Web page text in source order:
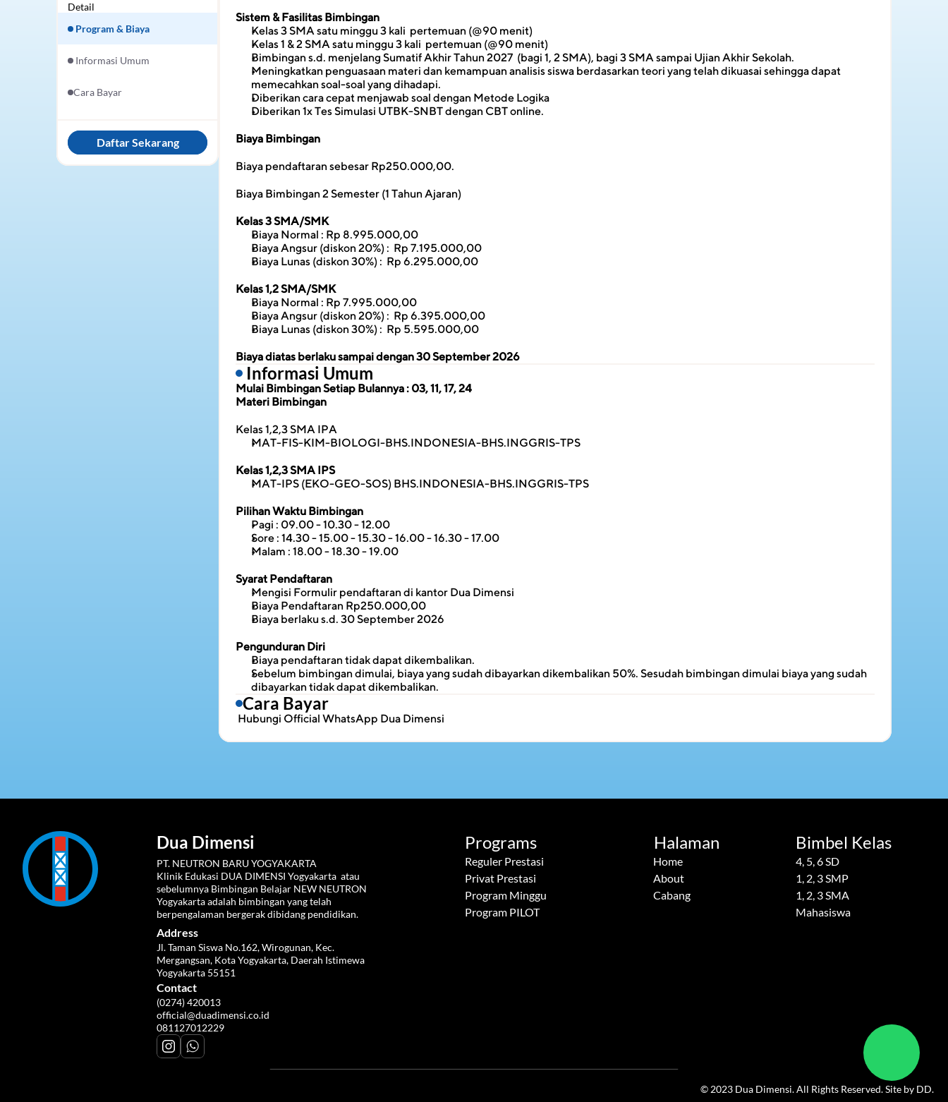
Detail
Program & Biaya
Informasi Umum
Cara Bayar
Daftar Sekarang
Sistem & Fasilitas Bimbingan
Kelas 3 SMA satu minggu 3 kali  pertemuan (@90 menit)
Kelas 1 & 2 SMA satu minggu 3 kali  pertemuan (@90 menit)
Bimbingan s.d. menjelang Sumatif Akhir Tahun 2027  (bagi 1, 2 SMA), bagi 3 SMA sampai Ujian Akhir Sekolah.
Meningkatkan penguasaan materi dan kemampuan analisis siswa berdasarkan teori yang telah dikuasai sehingga dapat
memecahkan soal-soal yang dihadapi.
Diberikan cara cepat menjawab soal dengan Metode Logika
Diberikan 1x Tes Simulasi UTBK-SNBT dengan CBT online.
Biaya Bimbingan
Biaya pendaftaran sebesar Rp250.000,00.
Biaya Bimbingan 2 Semester (1 Tahun Ajaran)
Kelas 3 SMA/SMK
Biaya Normal : Rp 8.995.000,00
Biaya Angsur (diskon 20%) :  Rp 7.195.000,00
Biaya Lunas (diskon 30%) :  Rp 6.295.000,00
Kelas 1,2 SMA/SMK
Biaya Normal : Rp 7.995.000,00
Biaya Angsur (diskon 20%) :  Rp 6.395.000,00
Biaya Lunas (diskon 30%) :  Rp 5.595.000,00
Biaya diatas berlaku sampai dengan 30 September 2026
Informasi Umum
Mulai Bimbingan Setiap Bulannya : 03, 11, 17, 24
Materi Bimbingan
Kelas 1,2,3 SMA IPA
MAT-FIS-KIM-BIOLOGI-BHS.INDONESIA-BHS.INGGRIS-TPS
Kelas 1,2,3 SMA IPS
MAT-IPS (EKO-GEO-SOS) BHS.INDONESIA-BHS.INGGRIS-TPS
Pilihan Waktu Bimbingan
Pagi : 09.00 - 10.30 - 12.00
Sore : 14.30 - 15.00 - 15.30 - 16.00 - 16.30 - 17.00
Malam : 18.00 - 18.30 - 19.00
Syarat Pendaftaran
Mengisi Formulir pendaftaran di kantor Dua Dimensi
Biaya Pendaftaran Rp250.000,00
Biaya berlaku s.d. 30 September 2026
Pengunduran Diri
Biaya pendaftaran tidak dapat dikembalikan.
Sebelum bimbingan dimulai, biaya yang sudah dibayarkan dikembalikan 50%. Sesudah bimbingan dimulai biaya yang sudah
dibayarkan tidak dapat dikembalikan.
Cara Bayar
Hubungi Official WhatsApp Dua Dimensi
Dua Dimensi
PT. NEUTRON BARU YOGYAKARTA
Klinik Edukasi DUA DIMENSI Yogyakarta  atau
sebelumnya Bimbingan Belajar NEW NEUTRON
Yogyakarta adalah bimbingan yang telah
berpengalaman bergerak dibidang pendidikan.
Address
Jl. Taman Siswa No.162, Wirogunan, Kec.
Mergangsan, Kota Yogyakarta, Daerah Istimewa
Yogyakarta 55151
Contact
(0274) 420013
official@duadimensi.co.id
081127012229
Programs
Reguler Prestasi
Privat Prestasi
Program Minggu
Program PILOT
Halaman
Home
About
Cabang
Bimbel Kelas
4, 5, 6 SD
1, 2, 3 SMP
1, 2, 3 SMA
Mahasiswa
© 2023 Dua Dimensi. All Rights Reserved. Site by DD.